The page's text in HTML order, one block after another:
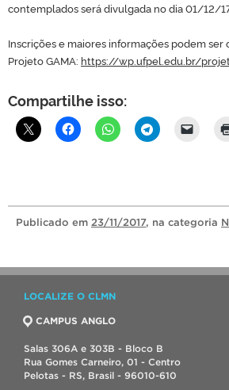
contemplados será divulgada no dia 01/12/
Inscrições e maiores informações podem ser
Projeto GAMA: https://wp.ufpel.edu.br/
Compartilhe isso:
Publicado em 23/11/2017, na categoria
LOCALIZE O CLMN
CAMPUS ANGLO
Salas 306A e 303B - Bloco B
Rua Gomes Carneiro, 01 - Centro
Pelotas - RS, Brasil - 96010-610